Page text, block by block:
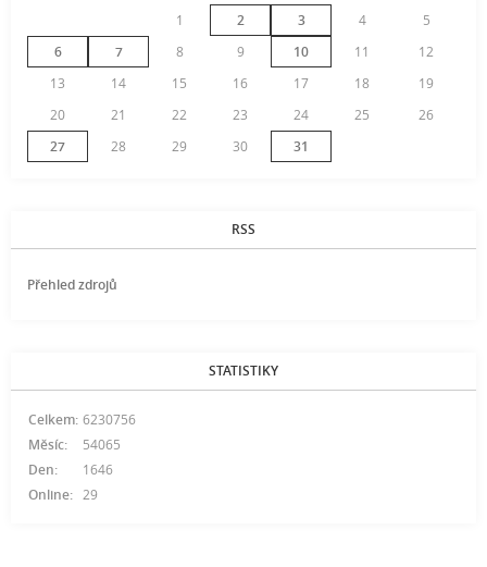
1
2 3 4
5
6
7 8 9 10 11
12
13
14 15 16 17 18
19
20
21 22 23 24 25
26
27
28 29 30 31
RSS
Přehled zdrojů
STATISTIKY
Online: 29
Celkem: 6230756
Měsíc:
54065
Den:
1646